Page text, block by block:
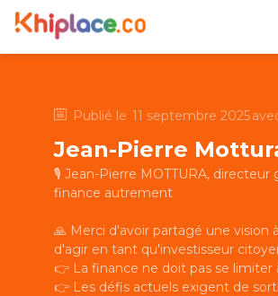
Publié le 11 septembre 2025
Jean-Pierre
🎙️ Jean-Pierre MOTTURA, directeur
finance autrement
🙏 Merci d'avoir partagé une vision
d'agir en tant qu'investisseur
👉 La finance ne doit pas se
👉 Les défis actuels exigent de